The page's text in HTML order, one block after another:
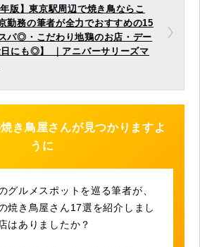
年版】東京駅周辺で焼き鳥ならこ
勤務の筆者が全力でおすすめの15
パ◎・こだわり地鶏のお店・デー
日にも◎】 ｜アニバーサリーズマ
き鳥屋さんが見つかりますよ
うに
グルメスポットを巡る筆者が、
焼き鳥屋さん17選を紹介しまし
はありましたか？